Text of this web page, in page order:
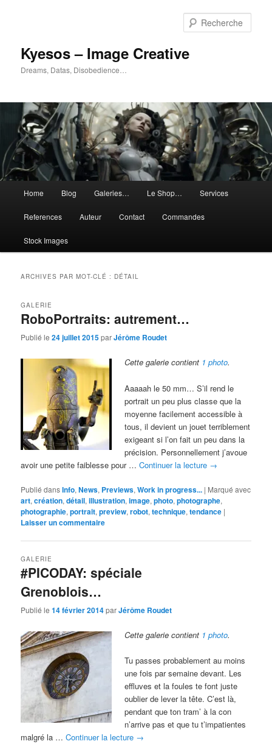
Kyesos – Image Creative
Dreams, Datas, Disobedience…
principal
Home Blog Galeries… Le Shop… Services
References Auteur Contact Commandes
Stock Images
ARCHIVES PAR MOT-CLÉ : DÉTAIL
RoboPortraits: autrement…
GALERIE
Publié le24 juillet 2015parJérôme Roudet
Cette galerie contient 1 photo.
Aaaaah le 50 mm… S’il rend le
portrait un peu plus classe que la
moyenne facilement accessible à
tous, il devient un jouet terriblement
exigeant si l’on fait un peu dans la
précision. Personnellement j’avoue
avoir une petite faiblesse pour …Continuer la lecture →
Publié dansInfo,News, Previews,Work in progress... | Marqué avec
art,création,détail,illustration,image,photo,photographe,
photographie,portrait,preview,robot,technique,tendance |
Laisser un commentaire
#PICODAY: spéciale
Grenoblois…
GALERIE
Publié le14 février 2014parJérôme Roudet
Cette galerie contient 1 photo.
Tu passes probablement au moins
une fois par semaine devant. Les
effluves et la foules te font juste
oublier de lever la tête. C’est là,
pendant que ton tram’ à la con
n’arrive pas et que tu t’impatientes
malgré la …Continuer la lecture →